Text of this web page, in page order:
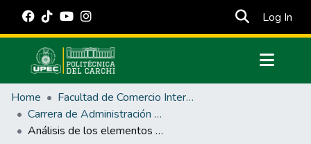
Log In
Communities & Collections
All of DSpace
Statistics
Home
Facultad de Comercio Internacional, Integración, Administración y Economía Empresarial
Carrera de Administración de Empresas y Marketing
Análisis de los elementos esenciales de la marca y la construcción estratégica para la comercialización de café del Carchi.